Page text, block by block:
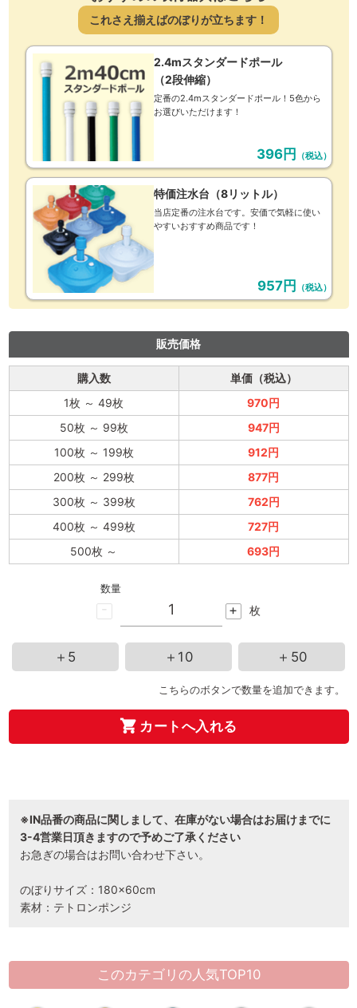
これさえ揃えばのぼりが立ちます！
2.4mスタンダードポール
（2段伸縮）
定番の2.4mスタンダードポール！5色から
お選びいただけます！
396円 （税込）
特価注水台（8リットル）
当店定番の注水台です。安価で気軽に使い
やすいおすすめ商品です！
957円 （税込）
販売価格
購入数
単価（税込）
1枚 ～ 49枚
970円
50枚 ～ 99枚
947円
100枚 ～ 199枚
912円
200枚 ～ 299枚
877円
300枚 ～ 399枚
762円
400枚 ～ 499枚
727円
500枚 ～ 693円
-
数量
+ 枚
＋5 ＋10 ＋50
こちらのボタンで数量を追加できます。
カートへ入れる
※IN品番の商品に関しまして、在庫がない場合はお届けまでに
3-4営業日頂きますので予めご了承ください
お急ぎの場合はお問い合わせ下さい。
のぼりサイズ：180×60cm
素材：テトロンポンジ
このカテゴリの人気TOP10